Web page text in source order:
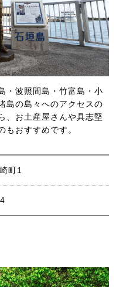
・波照間島・竹富島・小
島の島々へのアクセスの
、お土産屋さんや具志堅
もおすすめです。
町1